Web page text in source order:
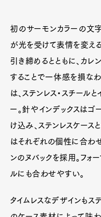
初のサーモンカラーの文
が光を受けて表情を変え
引き締めるとともに、カ
することで一体感を損なわ
は、ステンレス・スチール
ー。針やインデックスはゴ
け込み、ステンレスケース
はそれぞれの個性に合わせ
ンのヌバックを採用。フォ
ルにも合わせやすい。
タイムレスなデザインもス